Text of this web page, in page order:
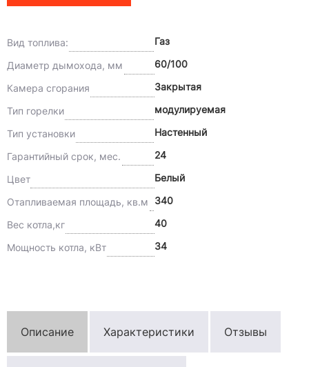
Вид топлива: Газ
Диаметр дымохода, мм 60/100
Камера сгорания Закрытая
Тип горелки модулируемая
Тип установки Настенный
Гарантийный срок, мес. 24
Цвет Белый
Отапливаемая площадь, кв.м 340
Вес котла,кг 40
Мощность котла, кВт 34
Описание Характеристики Отзывы